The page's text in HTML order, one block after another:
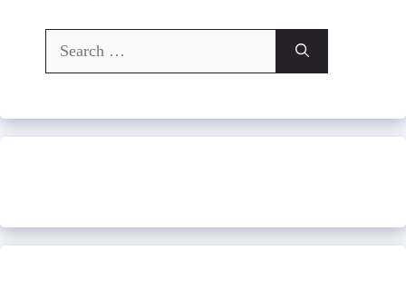
Search
for: